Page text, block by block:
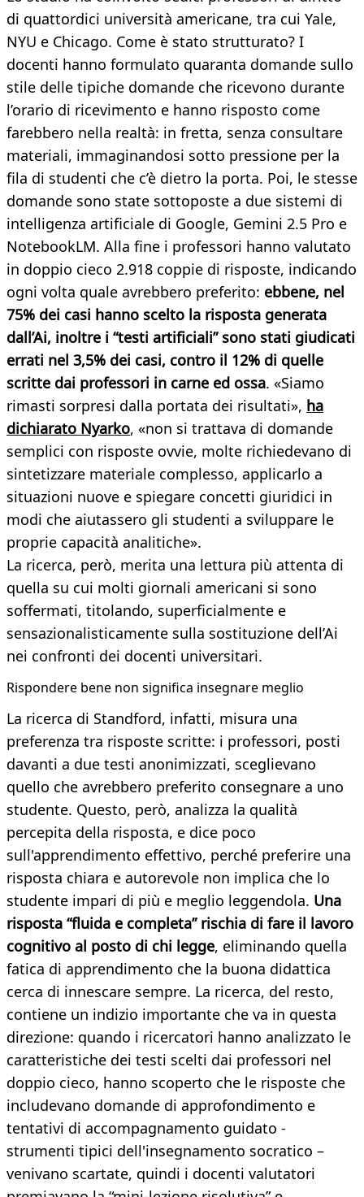
di quattordici università americane, tra cui Yale,
NYU e Chicago. Come è stato strutturato? I
docenti hanno formulato quaranta domande sullo
stile delle tipiche domande che ricevono durante
l’orario di ricevimento e hanno risposto come
farebbero nella realtà: in fretta, senza consultare
materiali, immaginandosi sotto pressione per la
fila di studenti che c’è dietro la porta. Poi, le stesse
domande sono state sottoposte a due sistemi di
intelligenza artificiale di Google, Gemini 2.5 Pro e
NotebookLM. Alla fine i professori hanno valutato
in doppio cieco 2.918 coppie di risposte, indicando
ogni volta quale avrebbero preferito: ebbene, nel
75% dei casi hanno scelto la risposta generata
dall’Ai, inoltre i “testi artificiali” sono stati giudicati
errati nel 3,5% dei casi, contro il 12% di quelle
scritte dai professori in carne ed ossa. «Siamo
rimasti sorpresi dalla portata dei risultati», ha
dichiarato Nyarko, «non si trattava di domande
semplici con risposte ovvie, molte richiedevano di
sintetizzare materiale complesso, applicarlo a
situazioni nuove e spiegare concetti giuridici in
modi che aiutassero gli studenti a sviluppare le
proprie capacità analitiche».
La ricerca, però, merita una lettura più attenta di
quella su cui molti giornali americani si sono
soffermati, titolando, superficialmente e
sensazionalisticamente sulla sostituzione dell’Ai
nei confronti dei docenti universitari.
Rispondere bene non significa insegnare meglio
La ricerca di Standford, infatti, misura una
preferenza tra risposte scritte: i professori, posti
davanti a due testi anonimizzati, sceglievano
quello che avrebbero preferito consegnare a uno
studente. Questo, però, analizza la qualità
percepita della risposta, e dice poco
sull'apprendimento effettivo, perché preferire una
risposta chiara e autorevole non implica che lo
studente impari di più e meglio leggendola. Una
risposta “fluida e completa” rischia di fare il lavoro
cognitivo al posto di chi legge, eliminando quella
fatica di apprendimento che la buona didattica
cerca di innescare sempre. La ricerca, del resto,
contiene un indizio importante che va in questa
direzione: quando i ricercatori hanno analizzato le
caratteristiche dei testi scelti dai professori nel
doppio cieco, hanno scoperto che le risposte che
includevano domande di approfondimento e
tentativi di accompagnamento guidato -
strumenti tipici dell'insegnamento socratico –
venivano scartate, quindi i docenti valutatori